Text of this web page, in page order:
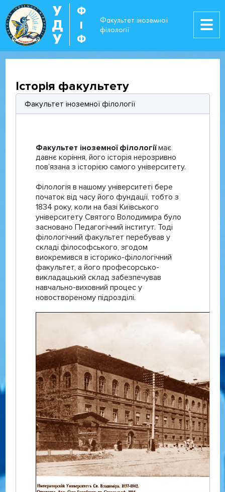
У
Д
У
Ф
І
Ф
Факультет іноземної
філології
Історія факультету
Факультет іноземної філології
Факультет іноземної філологіїмає
давнє коріння, його історія нерозривно
пов’язана з історією самого університету.
Філологія в нашому університеті бере
початок від часу його фундації, тобто з
1834 року, коли на базі Київського
університету Святого Володимира було
засновано Педагогічний інститут. Тоді
філологічний факультет перебував у
складі філософського, згодом
виокремився в історико-філологічний
факультет, а його професорсько-
викладацький склад забезпечував
навчально-виховний процес у
новоствореному підрозділі.